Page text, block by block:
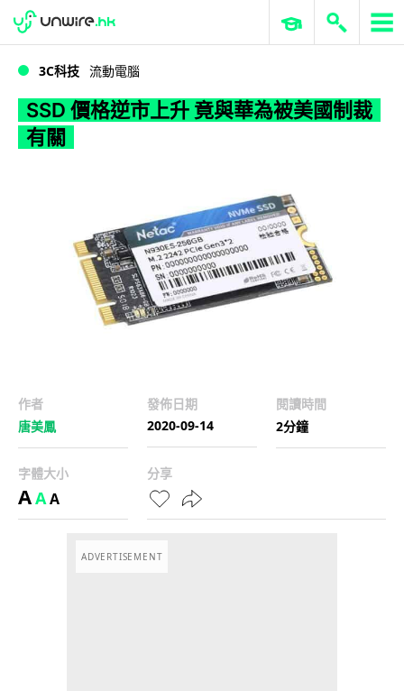
SSD 價格逆市上升 竟與華為被美國制裁有關
WWDC 2026 ERP 與商業 AI
3C科技 流動電腦
SSD 價格逆市上升 竟與華為被美國制裁
有關
作者
唐美鳳
發佈日期
2020-09-14
閱讀時間
2分鐘
字體大小
AAA
分享
ADVERTISEMENT